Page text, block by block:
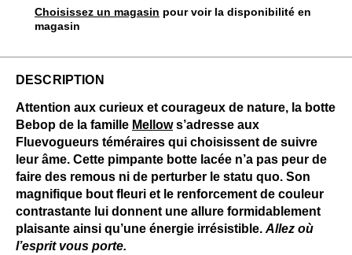
Choisissez un magasin pour voir la disponibilité en
magasin
DESCRIPTION
Attention aux curieux et courageux de nature, la botte
Bebop de la famille Mellows’adresse aux
Fluevogueurs téméraires qui choisissent de suivre
leur âme. Cette pimpante botte lacée n’a pas peur de
faire des remous ni de perturber le statu quo. Son
magnifique bout fleuri et le renforcement de couleur
contrastante lui donnent une allure formidablement
plaisante ainsi qu’une énergie irrésistible. Allez où
l’esprit vous porte.